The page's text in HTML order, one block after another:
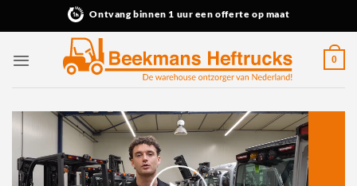
Ontvang binnen 1 uur een offerte op maat
0